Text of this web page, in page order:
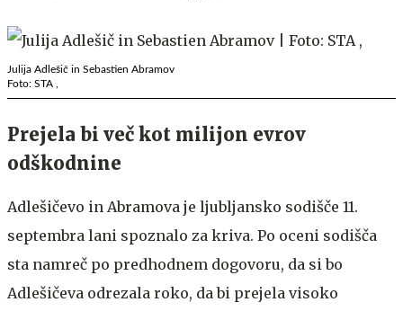
Julija Adlešič in Sebastien Abramov
Foto: STA ,
Prejela bi več kot milijon evrov
odškodnine
Adlešičevo in Abramova je ljubljansko sodišče 11.
septembra lani spoznalo za kriva. Po oceni sodišča
sta namreč po predhodnem dogovoru, da si bo
Adlešičeva odrezala roko, da bi prejela visoko